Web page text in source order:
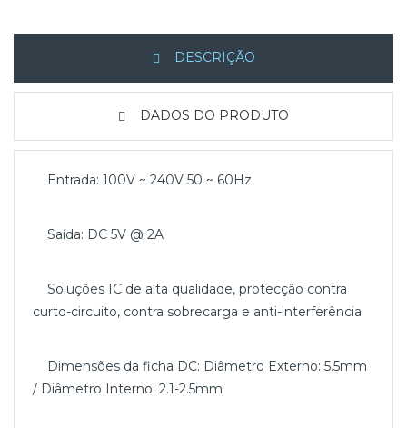
DESCRIÇÃO
DADOS DO PRODUTO
Entrada: 100V ~ 240V 50 ~ 60Hz
Saída: DC 5V @ 2A
Soluções IC de alta qualidade, protecção contra
curto-circuito, contra sobrecarga e anti-interferência
Dimensões da ficha DC: Diâmetro Externo: 5.5mm
/ Diâmetro Interno: 2.1-2.5mm